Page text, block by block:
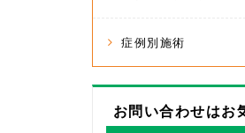
症例別施術
お問い合わせはお